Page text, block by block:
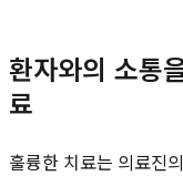
환자와의 소통
료
훌륭한 치료는 의료진